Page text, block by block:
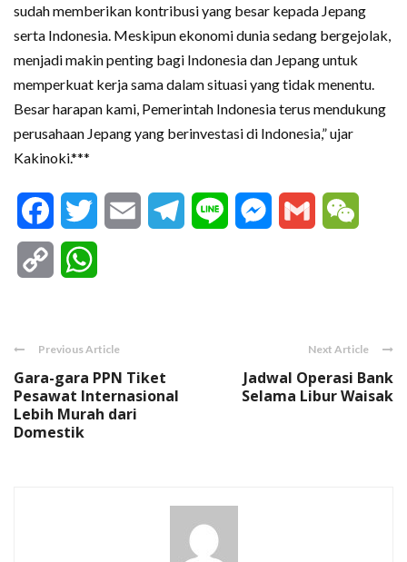
sudah memberikan kontribusi yang besar kepada Jepang
serta Indonesia. Meskipun ekonomi dunia sedang bergejolak,
menjadi makin penting bagi Indonesia dan Jepang untuk
memperkuat kerja sama dalam situasi yang tidak menentu.
Besar harapan kami, Pemerintah Indonesia terus mendukung
perusahaan Jepang yang berinvestasi di Indonesia,” ujar
Kakinoki.***
FacebookTwitter Email Telegram
Line Messenger
Gmail
Copy
Previous Article
Gara-gara PPN Tiket
Pesawat Internasional
Lebih Murah dari
Domestik
Next Article
Jadwal Operasi Bank
Selama Libur Waisak